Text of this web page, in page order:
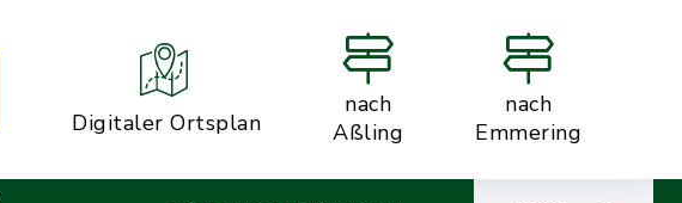
Digitaler Ortsplan
nach
Aßling
nach
Emmering